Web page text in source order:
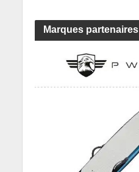
Marques partenaires